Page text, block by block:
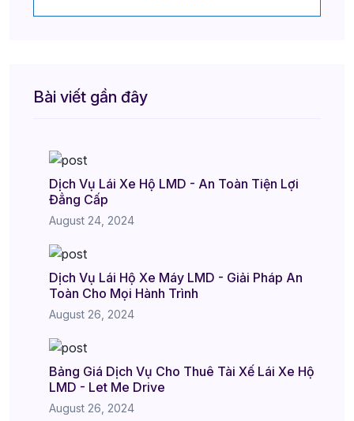
Bài viết gần đây
Dịch Vụ Lái Xe Hộ LMD - An Toàn Tiện Lợi
Đẳng Cấp
August 24, 2024
Dịch Vụ Lái Hộ Xe Máy LMD - Giải Pháp An
Toàn Cho Mọi Hành Trình
August 26, 2024
Bảng Giá Dịch Vụ Cho Thuê Tài Xế Lái Xe Hộ
LMD - Let Me Drive
August 26, 2024